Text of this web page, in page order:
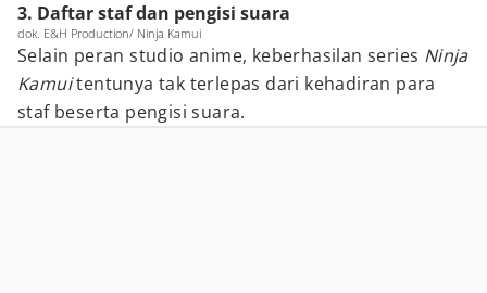
3. Daftar staf dan pengisi suara
dok. E&H Production/ Ninja Kamui
Selain peran studio anime, keberhasilan series Ninja
Kamuitentunya tak terlepas dari kehadiran para
staf beserta pengisi suara.